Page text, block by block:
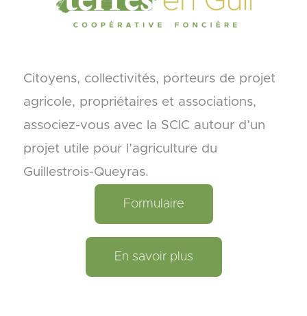
Citoyens, collectivités, porteurs de projet
agricole, propriétaires et associations,
associez-vous avec la SCIC autour d’un
projet utile pour l’agriculture du
Guillestrois-Queyras.
Formulaire
En savoir plus